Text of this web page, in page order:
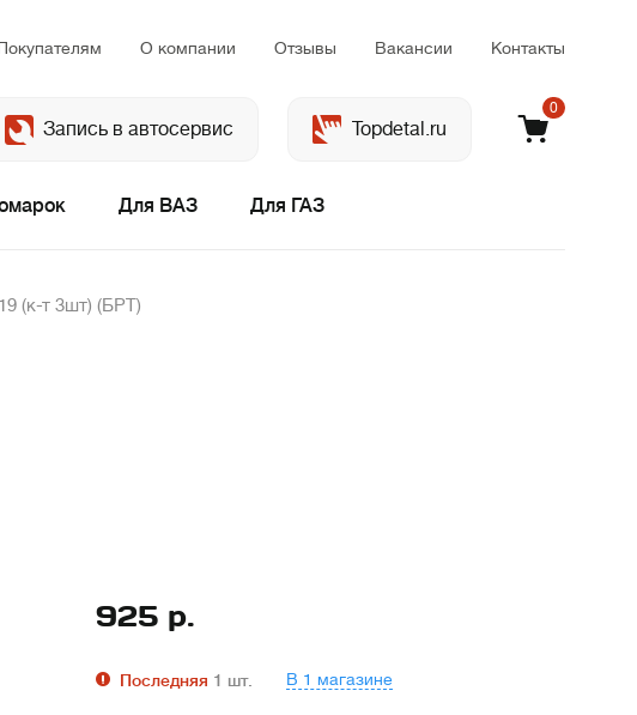
О компании Отзывы Вакансии Контакты
Запись в автосервис Topdetal.ru
0
Для ВАЗ Для ГАЗ
(к-т 3шт) (БРТ)
925 р.
Последняя 1 шт. В 1 магазине